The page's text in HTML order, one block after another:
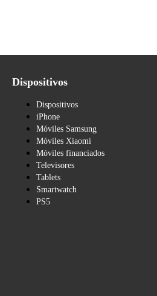
Dispositivos
Dispositivos
iPhone
Móviles Samsung
Móviles Xiaomi
Móviles financiados
Televisores
Tablets
Smartwatch
PS5